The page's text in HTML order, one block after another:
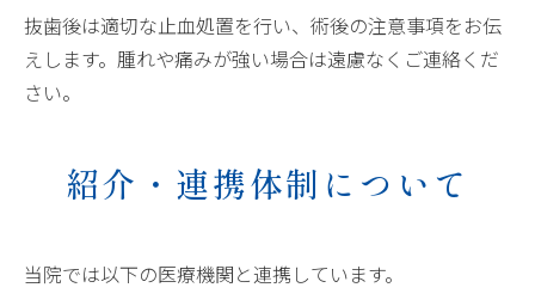
抜歯後は適切な止血処置を行い、術後の注意事項をお伝
えします。腫れや痛みが強い場合は遠慮なくご連絡くだ
さい。
紹介・連携体制について
当院では以下の医療機関と連携しています。